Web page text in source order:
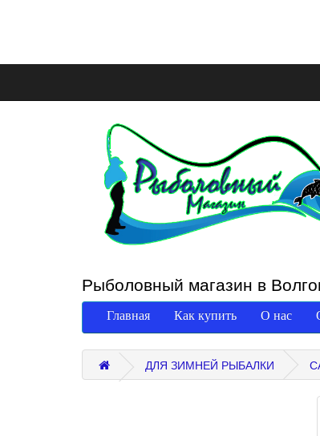
Рыболовный магазин в
Главная Как купить О нас
ДЛЯ ЗИМНЕЙ РЫБАЛКИ